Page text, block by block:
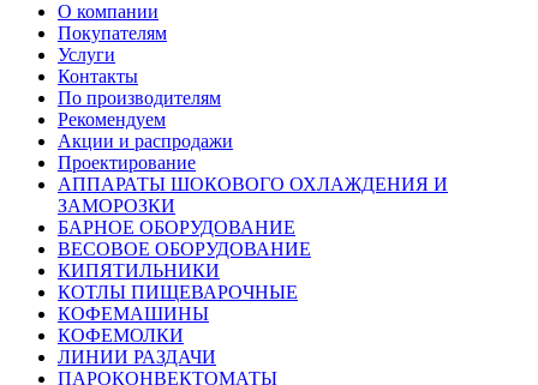
О компании
Покупателям
Услуги
Контакты
По производителям
Рекомендуем
Акции и распродажи
Проектирование
АППАРАТЫ ШОКОВОГО ОХЛАЖДЕНИЯ И
ЗАМОРОЗКИ
БАРНОЕ ОБОРУДОВАНИЕ
ВЕСОВОЕ ОБОРУДОВАНИЕ
КИПЯТИЛЬНИКИ
КОТЛЫ ПИЩЕВАРОЧНЫЕ
КОФЕМАШИНЫ
КОФЕМОЛКИ
ЛИНИИ РАЗДАЧИ
ПАРОКОНВЕКТОМАТЫ